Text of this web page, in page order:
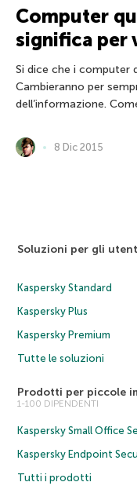
Computer
significa per
Si dice che i computer
Cambieranno per
dell’informazione.
8 Dic 2015
Soluzioni per gli
Kaspersky Standard
Kaspersky Plus
Kaspersky Premium
Tutte le soluzioni
Prodotti per piccole
1-100 DIPENDENTI
Kaspersky Small Office
Kaspersky Endpoint
Tutti i prodotti